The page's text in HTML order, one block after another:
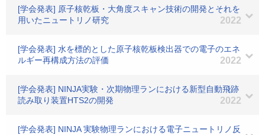
[学会発表] 原子核乾板・大角度スキャン技術の開発とそれを
用いたニュートリノ研究
2022
[学会発表] 水を標的とした原子核乾板検出器での電子のエネ
ルギー再構成方法の評価
2022
[学会発表] NINJA実験・次期物理ランにおける新型自動飛跡
読み取り装置HTS2の開発
2022
[学会発表] NINJA 実験物理ランにおける電子ニュートリノ反